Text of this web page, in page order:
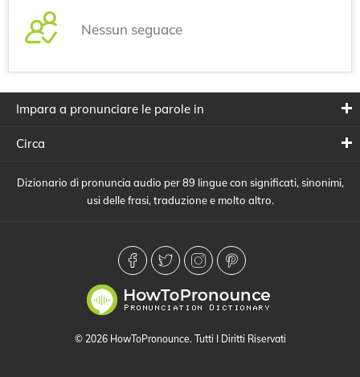
Nessun seguace
Impara a pronunciare le parole in
Circa
Dizionario di pronuncia audio per 89 lingue con significati, sinonimi,
usi delle frasi, traduzione e molto altro.
© 2026 HowToPronounce. Tutti I Diritti Riservati